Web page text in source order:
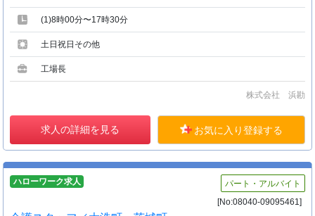
(1)8時00分〜17時30分
土日祝日その他
工場長
株式会社 浜勘
求人の詳細を見る お気に入り登録する
ハローワーク求人
パート・アルバイト
[No:08040-09095461]